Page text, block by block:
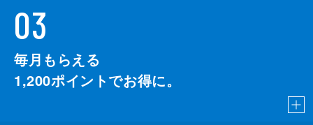
03
毎月もらえる
1,200ポイントでお得に。